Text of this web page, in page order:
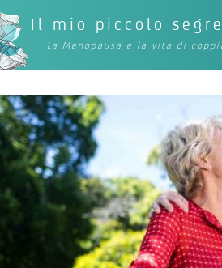
Il mio piccolo
La Menopausa e la vita di